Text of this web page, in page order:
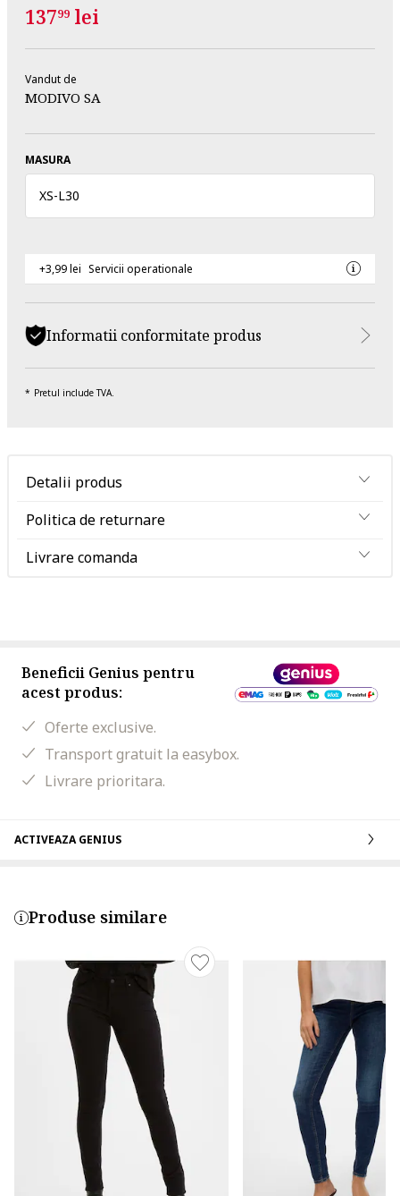
13799 lei
Vandut de
MODIVO SA
MASURA
XS-L30
+3,99 lei Servicii operationale
Informatii conformitate produs
Pretul include TVA.
Detalii produs
Politica de returnare
Livrare comanda
Beneficii Genius pentru
acest produs:
Oferte exclusive.
Transport gratuit la easybox.
Livrare prioritara.
ACTIVEAZA GENIUS
Produse similare